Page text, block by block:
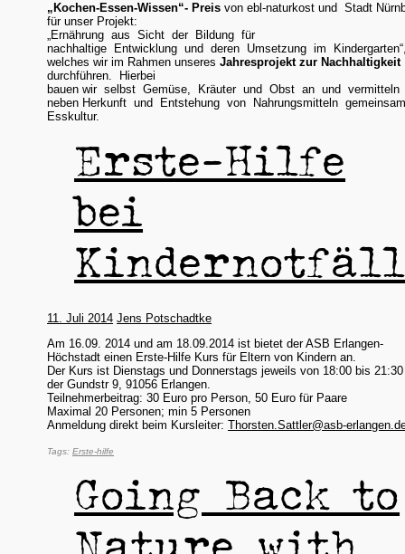
„Kochen-Essen-Wissen“- Preis von ebl-naturkost und Stadt
für unser Projekt:
„Ernährung aus Sicht der Bildung für
nachhaltige Entwicklung und deren Umsetzung im
welches wir im Rahmen unseresJahresprojekt zur Nachhaltigkeit
durchführen. Hierbei
bauen wir selbst Gemüse, Kräuter und Obst an und vermitteln
neben Herkunft und Entstehung von Nahrungsmitteln
Esskultur.
Erste-Hilfe
bei
11. Juli 2014 Jens Potschadtke
Am 16.09. 2014 und am 18.09.2014 ist bietet der ASB Erlangen-
Höchstadt einen Erste-Hilfe Kurs für Eltern von Kindern an.
Der Kurs ist Dienstags und Donnerstags jeweils von 18:00 bis
derGundstr 9,91056 Erlangen.
Teilnehmerbeitrag: 30 Euro pro Person, 50 Euro für Paare
Maximal 20 Personen; min 5 Personen
Anmeldung direkt beim Kursleiter:Thorsten.Sattler@asb-
Erste-hilfe
Going Back to